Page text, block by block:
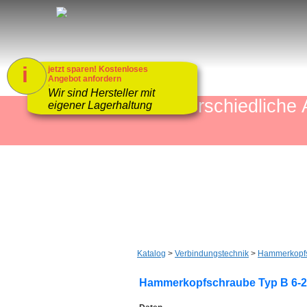
mehr als 4000
Katalog > Verbindungstechnik >
Hammerkopfschraube Typ B 6-
jetzt sparen! Kostenloses
Angebot anfordern
1
Wir sind Hersteller mit
eigener Lagerhaltung
i